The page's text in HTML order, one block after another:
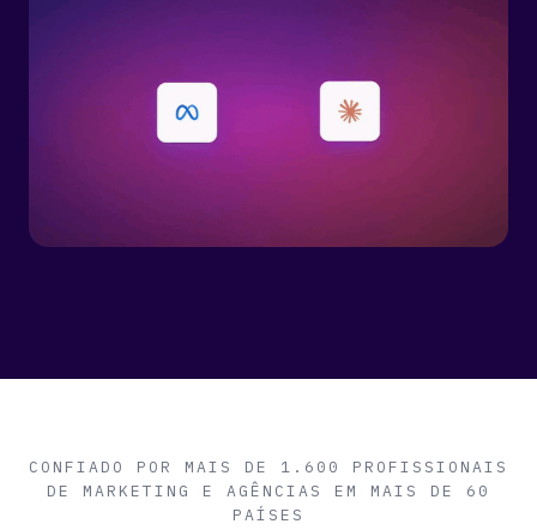
CONFIADO POR MAIS DE 1.600 PROFISSIONAIS
DE MARKETING E AGÊNCIAS EM MAIS DE 60
PAÍSES